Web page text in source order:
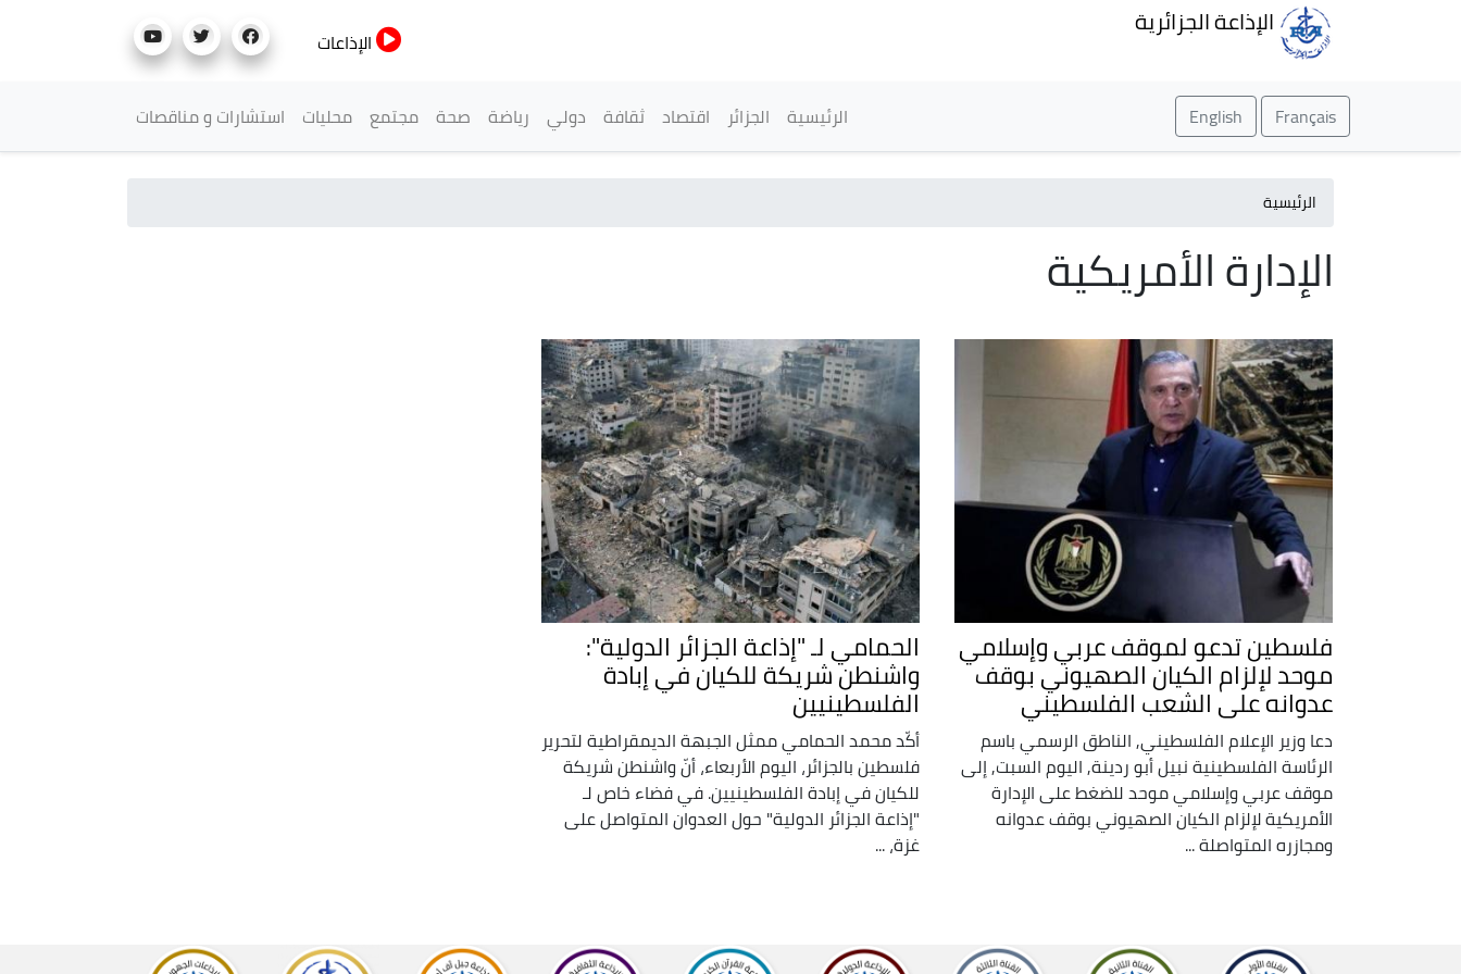
الإذاعة الجزائرية
الإذاعات
Français
English القائمة الرئيسية
الرئيسية الجزائر اقتصاد ثقافة دولي رياضة صحة مجتمع محليات استشارات و مناقصات
الرئيسية
الإدارة الأمريكية
فلسطين تدعو لموقف عربي وإسلامي
موحد لإلزام الكيان الصهيوني بوقف
عدوانه على الشعب الفلسطيني
دعا وزير الإعلام الفلسطيني, الناطق الرسمي باسم
الرئاسة الفلسطينية نبيل أبو ردينة, اليوم السبت, إلى
موقف عربي وإسلامي موحد للضغط على الإدارة
الأمريكية لإلزام الكيان الصهيوني بوقف عدوانه
ومجازره المتواصلة ...
الحمامي لـ "إذاعة الجزائر الدولية":
واشنطن شريكة للكيان في إبادة
الفلسطينيين
أكّد محمد الحمامي ممثل الجبهة الديمقراطية لتحرير
فلسطين بالجزائر، اليوم الأربعاء، أنّ واشنطن شريكة
للكيان في إبادة الفلسطينيين. في فضاء خاص لـ
"إذاعة الجزائر الدولية" حول العدوان المتواصل على
غزة، ...